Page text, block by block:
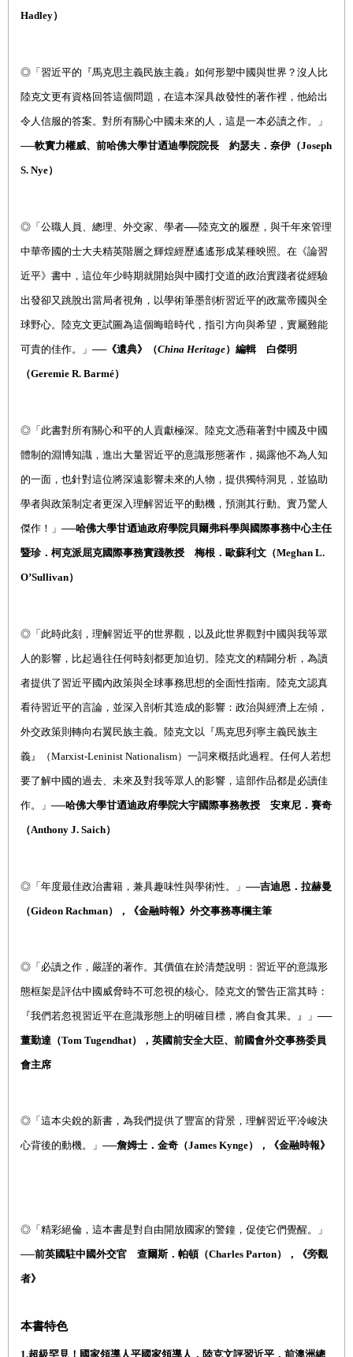
Hadley）
◎ 「習近平的『馬克思主義民族主義』如何形塑中國與世界？沒人比
陸克文更有資格回答這個問題，在這本深具啟發性的著作裡，他給出
令人信服的答案。對所有關心中國未來的人，這是一本必讀之作。」
──軟實力權威、前哈佛大學甘迺迪學院院長 約瑟夫．奈伊（Joseph
S. Nye）
◎ 「公職人員、總理、外交家、學者──陸克文的履歷，與千年來管理
中華帝國的士大夫精英階層之輝煌經歷遙遙形成某種映照。在《論習
近平》書中，這位年少時期就開始與中國打交道的政治實踐者從經驗
出發卻又跳脫出當局者視角，以學術筆墨剖析習近平的政黨帝國與全
球野心。陸克文更試圖為這個晦暗時代，指引方向與希望，實屬難能
可貴的佳作。」──《遺典》（China Heritage）編輯 白傑明
（Geremie R. Barmé）
◎ 「此書對所有關心和平的人貢獻極深。陸克文憑藉著對中國及中國
體制的淵博知識，進出大量習近平的意識形態著作，揭露他不為人知
的一面，也針對這位將深遠影響未來的人物，提供獨特洞見，並協助
學者與政策制定者更深入理解習近平的動機，預測其行動。實乃驚人
傑作！」──哈佛大學甘迺迪政府學院貝爾弗科學與國際事務中心主任
暨珍．柯克派屈克國際事務實踐教授 梅根．歐蘇利文（Meghan L.
O’Sullivan）
◎ 「此時此刻，理解習近平的世界觀，以及此世界觀對中國與我等眾
人的影響，比起過往任何時刻都更加迫切。陸克文的精闢分析，為讀
者提供了習近平國內政策與全球事務思想的全面性指南。陸克文認真
看待習近平的言論，並深入剖析其造成的影響：政治與經濟上左傾，
外交政策則轉向右翼民族主義。陸克文以『馬克思列寧主義民族主
義』（Marxist-Leninist Nationalism）一詞來概括此過程。任何人若想
要了解中國的過去、未來及對我等眾人的影響，這部作品都是必讀佳
作。」──哈佛大學甘迺迪政府學院大宇國際事務教授 安東尼．賽奇
（Anthony J. Saich）
◎ 「年度最佳政治書籍，兼具趣味性與學術性。」 ──吉迪恩 ． 拉赫曼
（Gideon Rachman），《金融時報》外交事務專欄主筆
◎ 「必讀之作，嚴謹的著作。其價值在於清楚說明：習近平的意識形
態框架是評估中國威脅時不可忽視的核心。陸克文的警告正當其時：
『我們若忽視習近平在意識形態上的明確目標，將自食其果。』」──
董勤達（Tom Tugendhat），英國前安全大臣、前國會外交事務委員
會主席
◎ 「這本尖銳的新書，為我們提供了豐富的背景，理解習近平冷峻決
心背後的動機。」 ──詹姆士 ． 金奇（James Kynge），《金融時報》
◎ 「精彩絕倫，這本書是對自由開放國家的警鐘，促使它們覺醒。」
──前英國駐中國外交官 查爾斯． 帕頓（Charles Parton），《旁觀
者》
本書特色
1.超級罕見！國家領導人平國家領導人，陸克文評習近平，前澳洲總